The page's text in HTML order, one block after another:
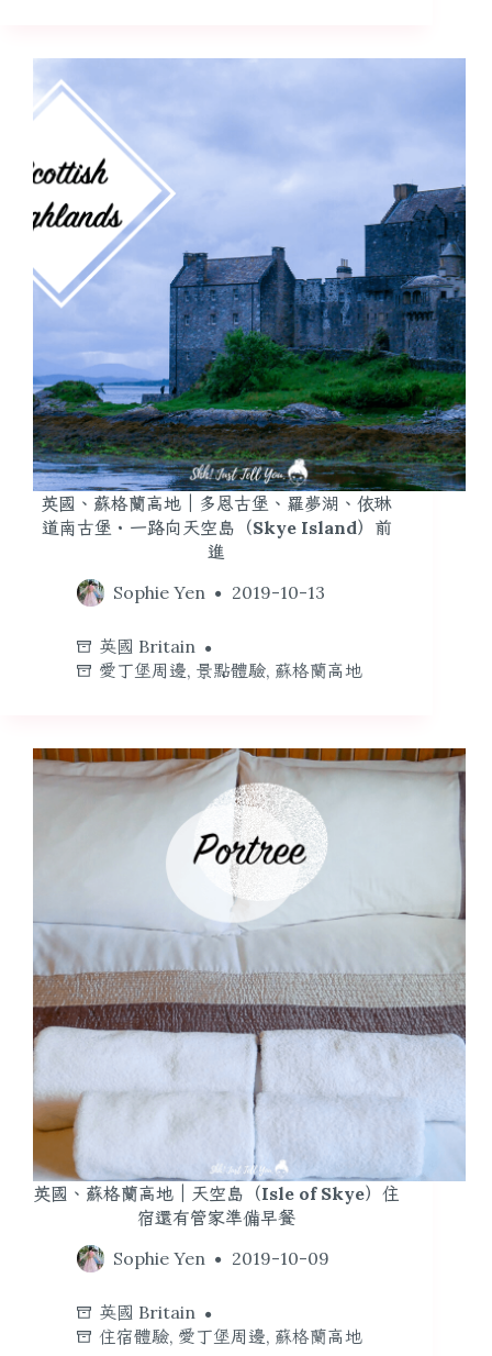
英國、蘇格蘭高地｜多恩古堡、羅夢湖、依琳
道南古堡・一路向天空島（Skye Island）前
進
Sophie Yen
2019-10-13
英國 Britain
愛丁堡周邊, 景點體驗, 蘇格蘭高地
英國、蘇格蘭高地｜天空島（Isle of Skye）住
宿還有管家準備早餐
Sophie Yen
2019-10-09
英國 Britain
住宿體驗, 愛丁堡周邊, 蘇格蘭高地